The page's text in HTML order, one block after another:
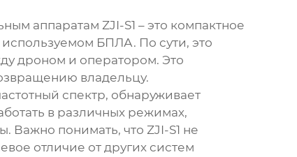
аппаратам ZJI-S1 – это компактное
БПЛА. По сути, это
дроном и оператором. Это
владельцу.
спектр, обнаруживает
в различных режимах,
Важно понимать, что ZJI-S1 не
отличие от других систем